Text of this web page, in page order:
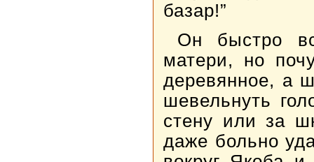
базар!”
Он быстро
матери, но
деревянное, а
шевельнуть
стену или за
даже больно